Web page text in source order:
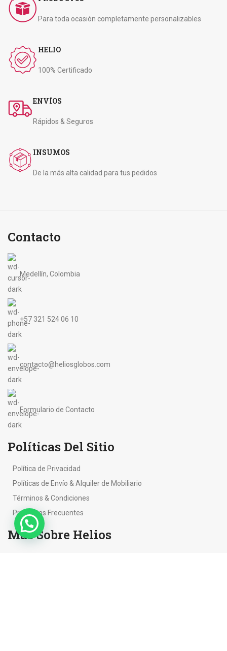
Para toda ocasión completamente personalizables
HELIO
100% Certificado
ENVÍOS
Rápidos & Seguros
INSUMOS
De la más alta calidad para tus pedidos
Contacto
Medellín, Colombia
+57 321 524 06 10
contacto@heliosglobos.com
Formulario de Contacto
Políticas Del Sitio
Política de Privacidad
Políticas de Envío & Alquiler de Mobiliario
Términos & Condiciones
Preguntas Frecuentes
Más Sobre Helios